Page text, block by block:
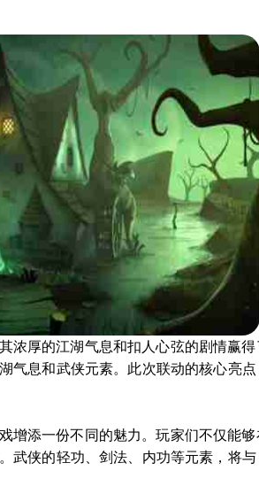
浓厚的江湖气息和扣人心弦的剧情赢
息和武侠元素。此次联动的核心亮
添一份不同的魅力。玩家们不仅能
侠的轻功、剑法、内功等元素，将